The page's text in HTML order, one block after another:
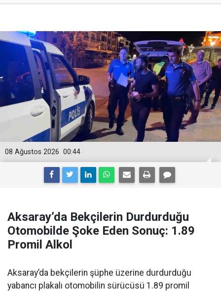
00:44
08 Ağustos 2026
Aksaray’da Bekçilerin Durdurduğu
Otomobilde Şoke Eden Sonuç: 1.89
Promil Alkol
Aksaray’da bekçilerin şüphe üzerine durdurduğu
yabancı plakalı otomobilin sürücüsü 1.89 promil